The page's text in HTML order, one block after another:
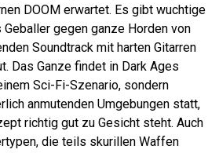
DOOM erwartet. Es gibt wuchtige
gegen ganze Horden von
Soundtrack mit harten Gitarren
Das Ganze findet in Dark Ages
Sci-Fi-Szenario, sondern
anmutenden Umgebungen statt,
richtig gut zu Gesicht steht. Auch
die teils skurillen Waffen